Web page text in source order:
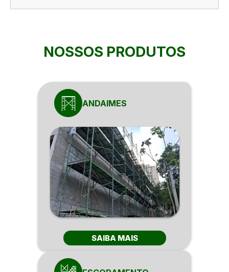
NOSSOS PRODUTOS
ANDAIMES
SAIBA MAIS